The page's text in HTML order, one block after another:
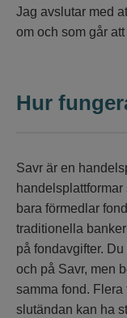
Jag avslutar med
om och som går
Hur
Savr är en
bara förmedlar
traditionella
på fondavgifter.
och på Savr, men
samma fond.
slutändan kan ha